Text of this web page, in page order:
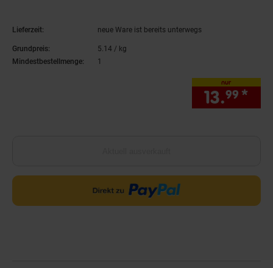
Lieferzeit: neue Ware ist bereits unterwegs
Grundpreis: 5.14 / kg
Mindestbestellmenge:
1
nur
13.99 *